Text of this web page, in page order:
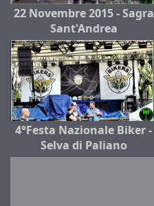
22 Novembre 2015 - Sagra
Sant'Andrea
4°Festa Nazionale Biker -
Selva di Paliano